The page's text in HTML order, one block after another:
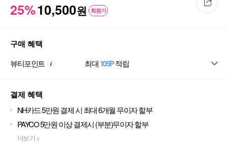
25%10,500원 회원가
구매 혜택
뷰티포인트 최대105P적립
결제 혜택
NH카드 5만원 결제 시 최대 6개월 무이자 할부
PAYCO 5만원 이상 결제시 (부분)무이자 할부
더보기 >